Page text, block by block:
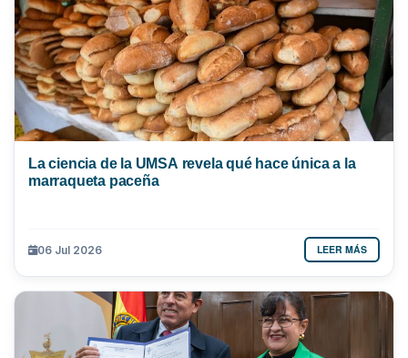
La ciencia de la UMSA revela qué hace única a la
marraqueta paceña
06 Jul 2026 LEER MÁS